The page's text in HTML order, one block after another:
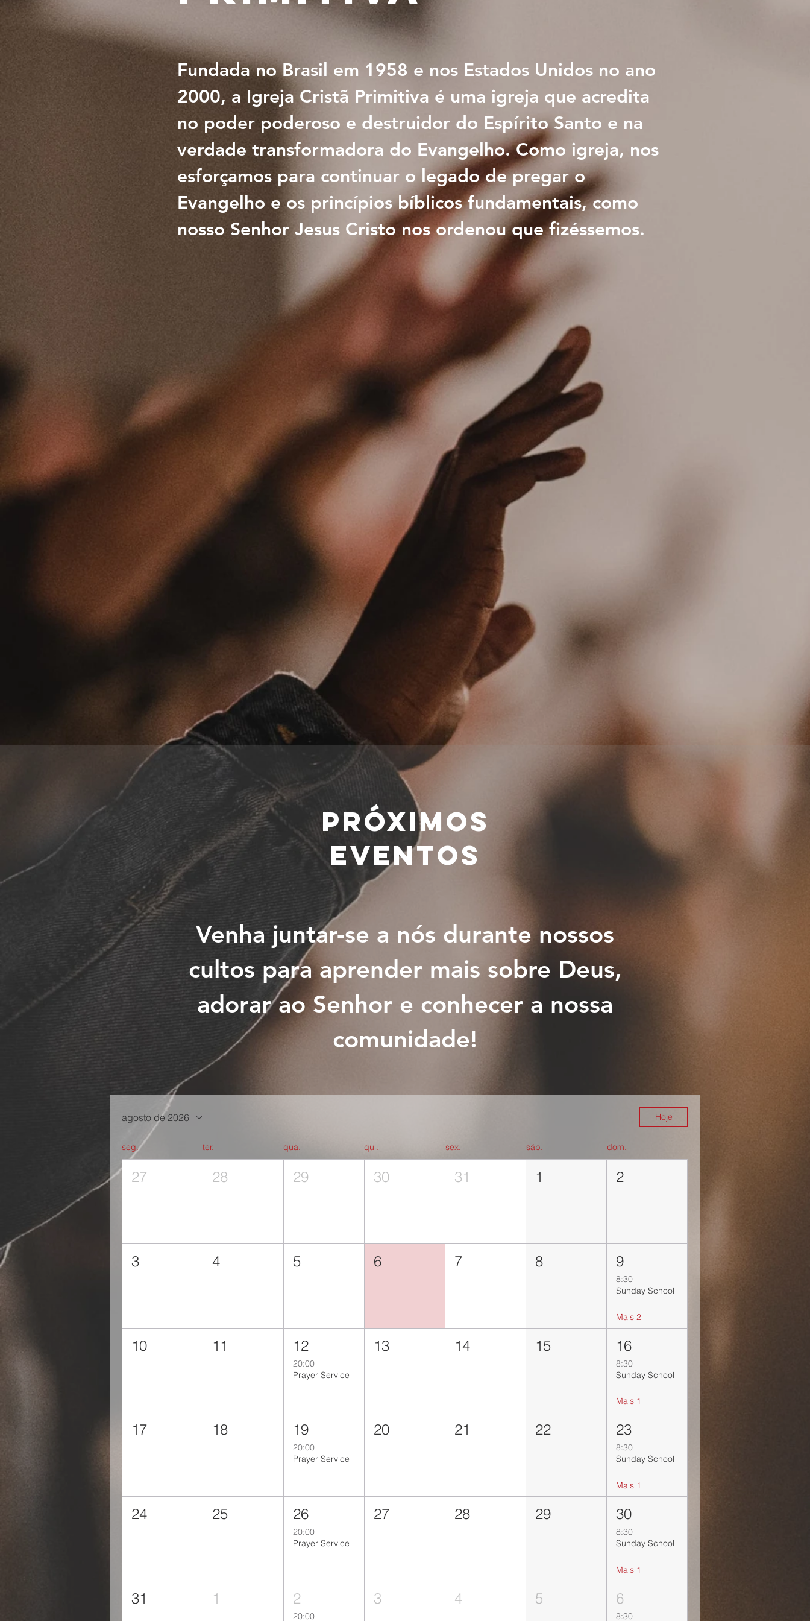
Fundada no Brasil em 1958 e nos Estados Unidos no ano
2000, a Igreja Cristã Primitiva é uma igreja que acredita
no poder poderoso e destruidor do Espírito Santo e na
verdade transformadora do Evangelho. Como igreja, nos
esforçamos para continuar o legado de pregar o
Evangelho e os princípios bíblicos fundamentais, como
nosso Senhor Jesus Cristo nos ordenou que fizéssemos.
Próximos
Eventos
Venha juntar-se a nós durante nossos
cultos para aprender mais sobre Deus,
adorar ao Senhor e conhecer a nossa
comunidade!
agosto de 2026 Hoje
seg. ter. qua. qui. sex. sáb. dom.
27 28 29 30 31 1 2
3 4 5 6 7 8 9
8:30
Sunday School
Mais 2
10 11 12
20:00
Prayer Service
13 14 15 16
8:30
Sunday School
Mais 1
17 18 19
20:00
Prayer Service
20 21 22 23
8:30
Sunday School
Mais 1
24 25 26
20:00
Prayer Service
27 28 29 30
8:30
Sunday School
Mais 1
31 1 2
20:00
3 4 5 6
8:30